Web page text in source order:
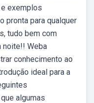
exemplos
pronta para qualquer
tudo bem com
noite!! Weba
conhecimento ao
ideal para a
algumas